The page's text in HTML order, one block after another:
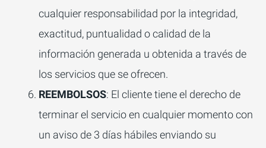
cualquier responsabilidad por la integridad,
exactitud, puntualidad o calidad de la
información generada u obtenida a través de
los servicios que se ofrecen.
REEMBOLSOS: El cliente tiene el derecho de
terminar el servicio en cualquier momento con
un aviso de 3 días hábiles enviando su